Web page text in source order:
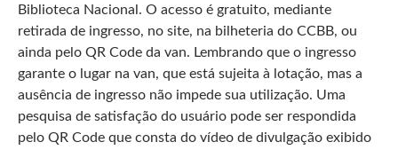
Biblioteca Nacional. O acesso é gratuito, mediante
retirada de ingresso, no site, na bilheteria do CCBB, ou
ainda pelo QR Code da van. Lembrando que o ingresso
garante o lugar na van, que está sujeita à lotação, mas a
ausência de ingresso não impede sua utilização. Uma
pesquisa de satisfação do usuário pode ser respondida
pelo QR Code que consta do vídeo de divulgação exibido